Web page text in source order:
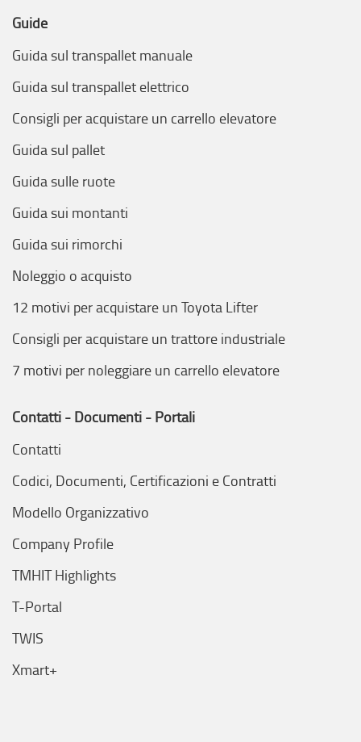
Guide
Guida sul transpallet manuale
Guida sul transpallet elettrico
Consigli per acquistare un carrello elevatore
Guida sul pallet
Guida sulle ruote
Guida sui montanti
Guida sui rimorchi
Noleggio o acquisto
12 motivi per acquistare un Toyota Lifter
Consigli per acquistare un trattore industriale
7 motivi per noleggiare un carrello elevatore
Contatti - Documenti - Portali
Contatti
Codici, Documenti, Certificazioni e Contratti
Modello Organizzativo
Company Profile
TMHIT Highlights
T-Portal
TWIS
Xmart+